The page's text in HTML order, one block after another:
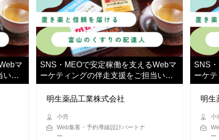
マ
いた
SNS・MEOで安定稼働を支えるWebマ
ーケティングの伴走支援をご担当いた
だきます
明生薬品工業株式会社
小売
Web集客・予約導線設計パートナ
ー
SNS
ーケ
だきま
明生
小
ー